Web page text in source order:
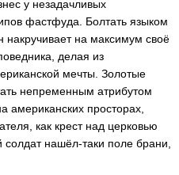
у незадачливых
фастфуда. Болтать языком
на максимум своё
делая из
мечты. Золотые
непременным атрибутом
американских просторах,
как крест над церковью
нашёл-таки поле брани,